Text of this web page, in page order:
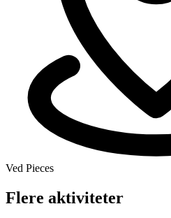
Ved Pieces
Flere aktiviteter